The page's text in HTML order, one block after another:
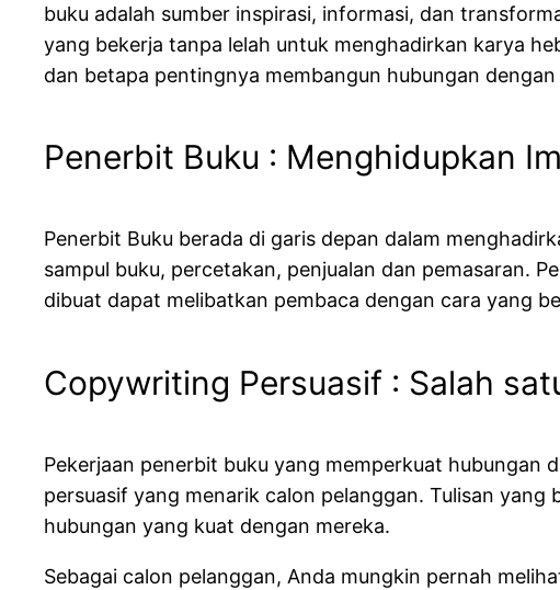
buku adalah sumber inspirasi, informasi, dan
yang bekerja tanpa lelah untuk menghadirkan karya
dan betapa pentingnya membangun hubungan
Penerbit Buku : Menghidupkan
Penerbit Buku berada di garis depan dalam
sampul buku, percetakan, penjualan dan pemasaran.
dibuat dapat melibatkan pembaca dengan cara yang
Copywriting Persuasif : Salah
Pekerjaan penerbit buku yang memperkuat hubungan
persuasif yang menarik calon pelanggan. Tulisan
hubungan yang kuat dengan mereka.
Sebagai calon pelanggan, Anda mungkin pernah